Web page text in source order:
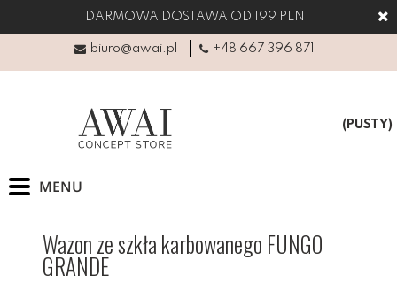
DARMOWA DOSTAWA OD 199 PLN.
biuro@awai.pl +48 667 396 871
(PUSTY)
Wazon ze szkła karbowanego FUNGO
GRANDE